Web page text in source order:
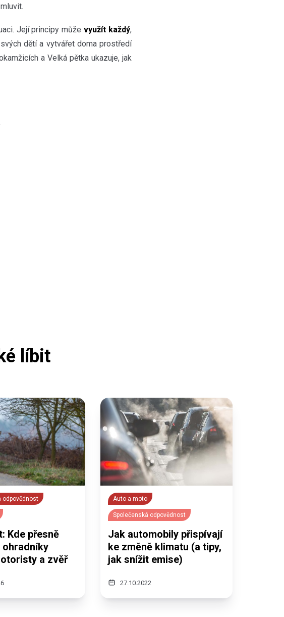
Její principy můževyužít každý,
dětí a vytvářet doma prostředí
a Velká pětka ukazuje, jak
líbit
odpovědnost
Kde přesně
ohradníky
a zvěř
Auto a moto
Společenská odpovědnost
Jak automobily přispívají
ke změně klimatu (a tipy,
jak snížit emise)
27.10.2022